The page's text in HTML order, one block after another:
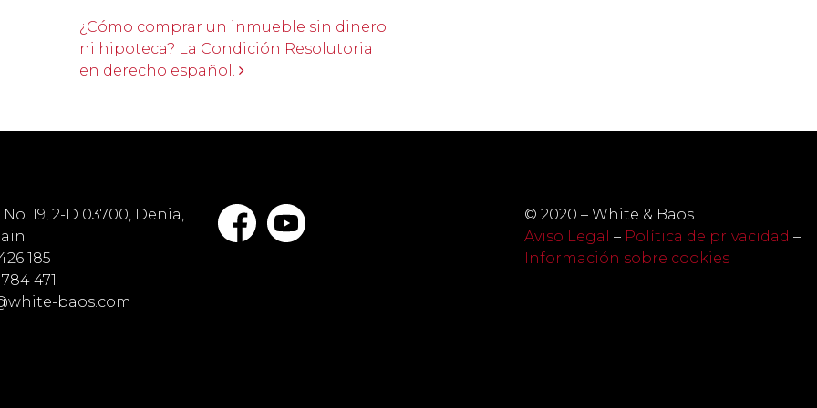
¿Cómo comprar un inmueble sin dinero
ni hipoteca? La Condición Resolutoria
en derecho español.
19, 2-D 03700, Denia,
185
471
baos.com
© 2020 – White & Baos
Aviso Legal – Política de privacidad –
Información sobre cookies